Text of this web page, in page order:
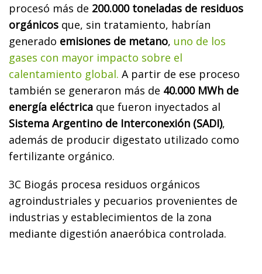
procesó más de 200.000 toneladas de residuos
orgánicos que, sin tratamiento, habrían
generado emisiones de metano, uno de los
gases con mayor impacto sobre el
calentamiento global. A partir de ese proceso
también se generaron más de 40.000 MWh de
energía eléctrica que fueron inyectados al
Sistema Argentino de Interconexión (SADI),
además de producir digestato utilizado como
fertilizante orgánico.
3C Biogás procesa residuos orgánicos
agroindustriales y pecuarios provenientes de
industrias y establecimientos de la zona
mediante digestión anaeróbica controlada.